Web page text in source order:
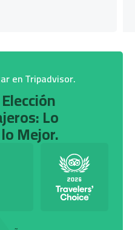
en Tripadvisor.
Lo
Mejor.